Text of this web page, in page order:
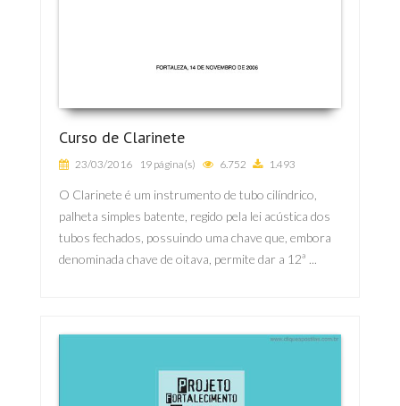
Curso de Clarinete
23/03/2016 19 página(s) 6.752 1.493
O Clarinete é um instrumento de tubo cilíndrico,
palheta simples batente, regido pela lei acústica dos
tubos fechados, possuindo uma chave que, embora
denominada chave de oitava, permite dar a 12ª ...